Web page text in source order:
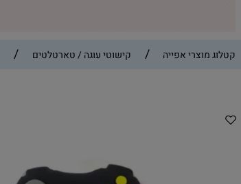
קטלוג מוצרי אפייה / קישוטי עוגה / טארטלטים /